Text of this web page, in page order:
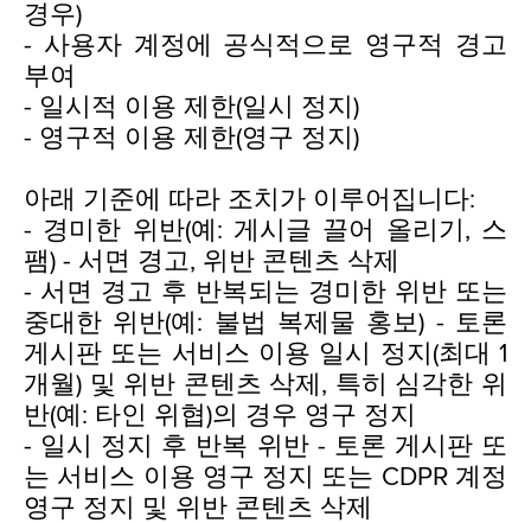
경우)
- 사용자 계정에 공식적으로 영구적 경고
부여
- 일시적 이용 제한(일시 정지)
- 영구적 이용 제한(영구 정지)
아래 기준에 따라 조치가 이루어집니다:
- 경미한 위반(예: 게시글 끌어 올리기, 스
팸) - 서면 경고, 위반 콘텐츠 삭제
- 서면 경고 후 반복되는 경미한 위반 또는
중대한 위반(예: 불법 복제물 홍보) - 토론
게시판 또는 서비스 이용 일시 정지(최대 1
개월) 및 위반 콘텐츠 삭제, 특히 심각한 위
반(예: 타인 위협)의 경우 영구 정지
- 일시 정지 후 반복 위반 - 토론 게시판 또
는 서비스 이용 영구 정지 또는 CDPR 계정
영구 정지 및 위반 콘텐츠 삭제